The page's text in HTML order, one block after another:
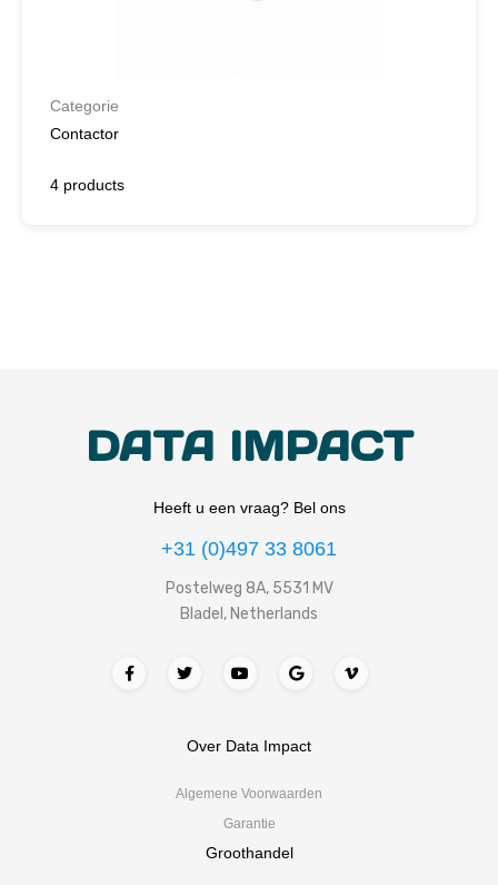
Categorie
Contactor
4 products
DATA IMPACT
Heeft u een vraag? Bel ons
+31 (0)497 33 8061
Postelweg 8A, 5531 MV
Bladel, Netherlands
Over Data Impact
Algemene Voorwaarden
Garantie
Groothandel